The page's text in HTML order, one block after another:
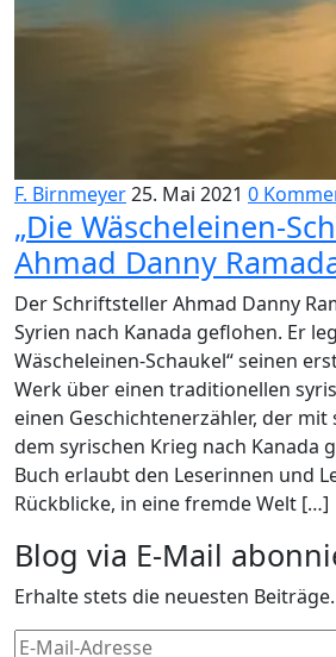
F. Birnmeyer25. Mai 2021 0
„Die Wäscheleinen-
Ahmad Danny
Der Schriftsteller Ahmad Danny
Syrien nach Kanada geflohen. Er
Wäscheleinen-Schaukel“ seinen
Werk über einen traditionellen
einen Geschichtenerzähler, der
dem syrischen Krieg nach Kanada
Buch erlaubt den Leserinnen und
Rückblicke, in eine fremde Welt […]
Blog via E-Mail
Erhalte stets die neuesten Beiträge.
E-